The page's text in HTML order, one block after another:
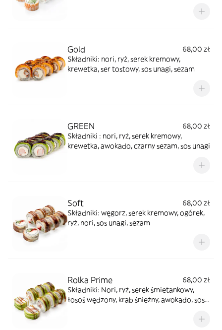
Gold
68,00 zł
Składniki: nori, ryż, serek kremowy,
krewetka, ser tostowy, sos unagi, sezam
GREEN
68,00 zł
Składniki : nori, ryż, serek kremowy,
krewetka, awokado, czarny sezam, sos unagi
Soft
68,00 zł
Składniki: węgorz, serek kremowy, ogórek,
ryż, nori, sos unagi, sezam
Rolka Prime
68,00 zł
Składniki: Nori, ryż, serek śmietankowy,
łosoś wędzony, krab śnieżny, awokado, sos